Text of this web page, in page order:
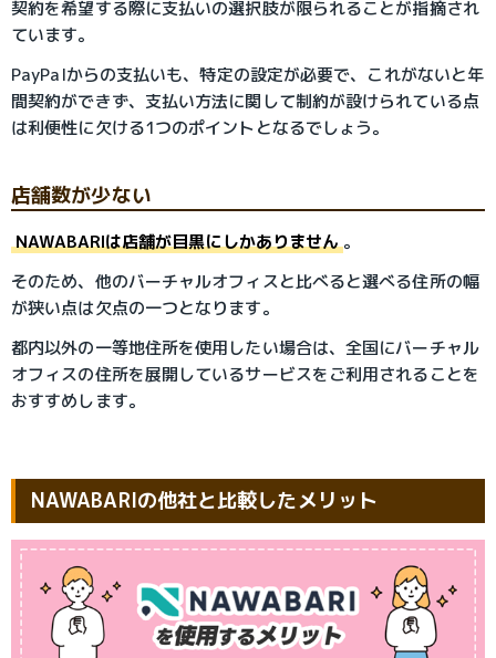
契約を希望する際に支払いの選択肢が限られることが指摘され
ています。
PayPalからの支払いも、特定の設定が必要で、これがないと年
間契約ができず、支払い方法に関して制約が設けられている点
は利便性に欠ける1つのポイントとなるでしょう。
店舗数が少ない
NAWABARIは店舗が目黒にしかありません 。
そのため、他のバーチャルオフィスと比べると選べる住所の幅
が狭い点は欠点の一つとなります。
都内以外の一等地住所を使用したい場合は、全国にバーチャル
オフィスの住所を展開しているサービスをご利用されることを
おすすめします。
NAWABARIの他社と比較したメリット